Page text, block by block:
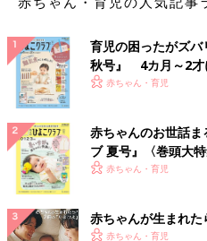
育児の困ったがズ
秋号』 4カ月～2才
いっぱい！
赤ちゃん・育児
赤ちゃんのお世話
ブ 夏号』〈巻頭大
く！ おっぱい・ミ
赤ちゃん・育児
赤ちゃんが生まれた
赤ちゃん・育児